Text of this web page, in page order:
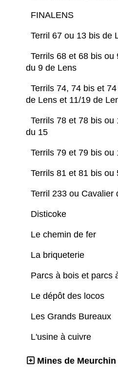
FINALENS
Terril 67 ou 13 bis de
Terrils 68 et 68 bis
du 9 de Lens
Terrils 74, 74 bis et
de Lens et 11/19 de
Terrils 78 et 78 bis
du 15
Terrils 79 et 79 bis
Terrils 81 et 81 bis
Terril 233 ou Cavalier
Disticoke
Le chemin de fer
La briqueterie
Parcs à bois et parcs
Le dépôt des locos
Les Grands Bureaux
L'usine à cuivre
Mines de Meurchin